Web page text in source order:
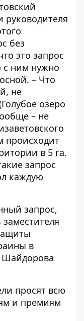
руководителя
без
это запрос
с ним нужно
– Что
не
озеро
– не
происходит
в 5 га.
запрос
каждую
запрос,
заместителя
в
Шайдорова
просят всю
и премиям